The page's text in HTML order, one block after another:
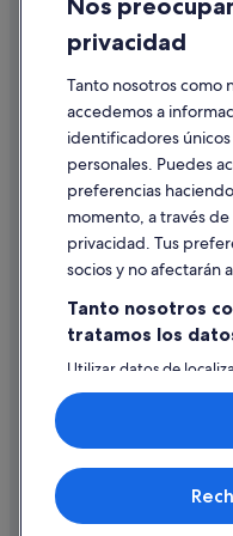
Apartamentos en Vevey
Hoteles cerca de
Hoteles con spa en
Hoteles en la playa en
Nemea hoteles en
Condiciones de uso
Información legal/contacto
Pautas sobre el contenido y
Ayuda
Cancelar un vuelo
Cancelar una reserva de
Utilizar un cupón de Expedia
Documentos para viajes
© 2026 Expedia, Inc., una
derechos reservados.
comerciales o marcas
Nos
privacidad
Tanto nosotros como
accedemos a
identificadores
personales. Puedes
preferencias
momento, a través
privacidad. Tus
socios y no afectarán
Tanto nosotros
tratamos los
Utilizar datos de
activamente las
identificación.
y/o acceder a ella.
medición de
audiencia y desarrollo
Lista de asociados